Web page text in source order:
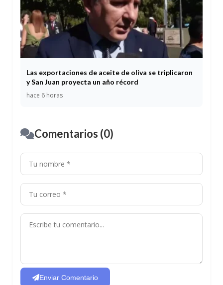
Las exportaciones de aceite de oliva se triplicaron
y San Juan proyecta un año récord
hace 6 horas
Comentarios (0)
Enviar Comentario